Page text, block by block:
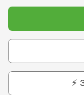
⚡